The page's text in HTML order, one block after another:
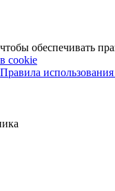
обеспечивать
cookie
Правила